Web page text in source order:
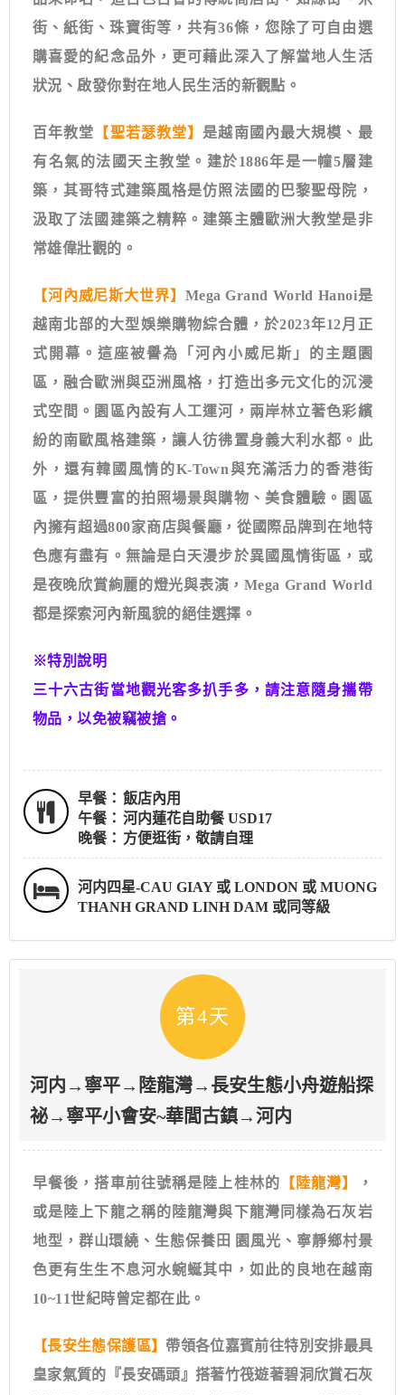
街、紙街、珠寶街等，共有36條，您除了可自由選
購喜愛的紀念品外，更可藉此深入了解當地人生活
狀況、啟發你對在地人民生活的新觀點。
百年教堂 【聖若瑟教堂】 是越南國內最大規模、最
有名氣的法國天主教堂。建於1886年是一幢5層建
築，其哥特式建築風格是仿照法國的巴黎聖母院，
汲取了法國建築之精粹。建築主體歐洲大教堂是非
常雄偉壯觀的。
【河內威尼斯大世界】 Mega Grand World Hanoi是
越南北部的大型娛樂購物綜合體，於2023年12月正
式開幕。這座被譽為「河內小威尼斯」的主題園
區，融合歐洲與亞洲風格，打造出多元文化的沉浸
式空間。園區內設有人工運河，兩岸林立著色彩繽
紛的南歐風格建築，讓人彷彿置身義大利水都。此
外，還有韓國風情的K-Town與充滿活力的香港街
區，提供豐富的拍照場景與購物、美食體驗。園區
內擁有超過800家商店與餐廳，從國際品牌到在地特
色應有盡有。無論是白天漫步於異國風情街區，或
是夜晚欣賞絢麗的燈光與表演，Mega Grand World
都是探索河內新風貌的絕佳選擇。
※特別說明
三十六古街當地觀光客多扒手多，請注意隨身攜帶
物品，以免被竊被搶。
早餐： 飯店內用
午餐： 河内蓮花自助餐 USD17
晚餐： 方便逛街，敬請自理
河内四星-CAU GIAY 或 LONDON 或 MUONG
THANH GRAND LINH DAM 或同等級
第4天
河内→寧平→陸龍灣→長安生態小舟遊船探
祕→寧平小會安~華閭古鎮→河内
早餐後，搭車前往號稱是陸上桂林的 【陸龍灣】
，
或是陸上下龍之稱的陸龍灣與下龍灣同樣為石灰岩
地型，群山環繞、生態保養田 園風光、寧靜鄉村景
色更有生生不息河水蜿蜒其中，如此的良地在越南
10~11世紀時曾定都在此。
【長安生態保護區】 帶領各位嘉賓前往特別安排最具
皇家氣質的『長安碼頭』搭著竹筏遊著碧洞欣賞石灰